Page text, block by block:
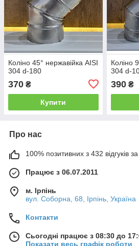
Коліно 45° нержавійка AISI
304 d-180
370 ₴
Купити
Коліно
304 d-
390₴
Про нас
100% позитивних з 432 відгуків за
Працює з 06.07.2011
м. Ірпінь
вул. Соборна, 68, Ірпінь, Україна
Контакти
Сьогодні працює з 08:30 до
Показати весь графік роботи